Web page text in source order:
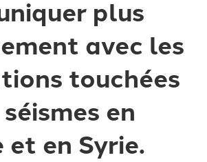
plus
avec les
touchées
en
et en Syrie.